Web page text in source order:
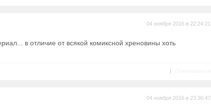
04 ноября 2016 в 22:24:21
в отличие от всякой комиксной хреновины хоть
|
04 ноября 2016 в 23:36:47